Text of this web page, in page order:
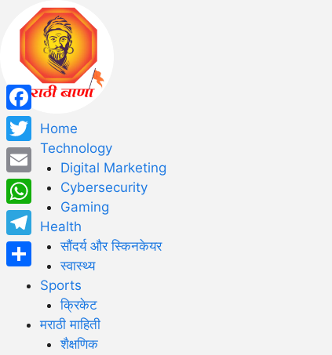
Home
Technology
Digital Marketing
Cybersecurity
Gaming
Health
सौंदर्य और स्किनकेयर
स्वास्थ्य
Sports
क्रिकेट
मराठी माहिती
शैक्षणिक
Facebook
Twitter
Email
WhatsApp
Telegram
Share